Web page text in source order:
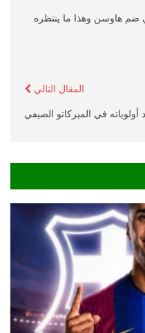
ضم هاوسن وهذا ما ينتظره
المقال التالي
أولوياته في الميركاتو الصيفي